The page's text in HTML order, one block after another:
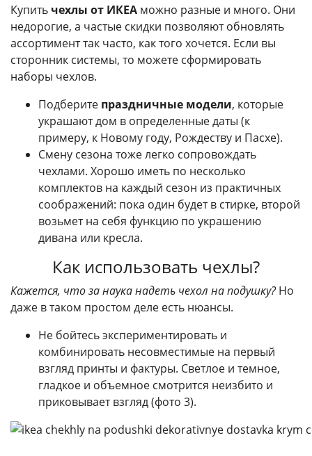
Купить чехлы от ИКЕА можно разные и много. Они
недорогие, а частые скидки позволяют обновлять
ассортимент так часто, как того хочется. Если вы
сторонник системы, то можете сформировать
наборы чехлов.
Подберите праздничные модели, которые
украшают дом в определенные даты (к
примеру, к Новому году, Рождеству и Пасхе).
Смену сезона тоже легко сопровождать
чехлами. Хорошо иметь по несколько
комплектов на каждый сезон из практичных
соображений: пока один будет в стирке, второй
возьмет на себя функцию по украшению
дивана или кресла.
Как использовать чехлы?
Кажется, что за наука надеть чехол на подушку?Но
даже в таком простом деле есть нюансы.
Не бойтесь экспериментировать и
комбинировать несовместимые на первый
взгляд принты и фактуры. Светлое и темное,
гладкое и объемное смотрится неизбито и
приковывает взгляд (фото 3).